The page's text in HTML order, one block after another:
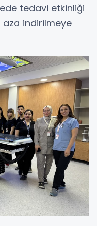
tedavi etkinliği
aza indirilmeye